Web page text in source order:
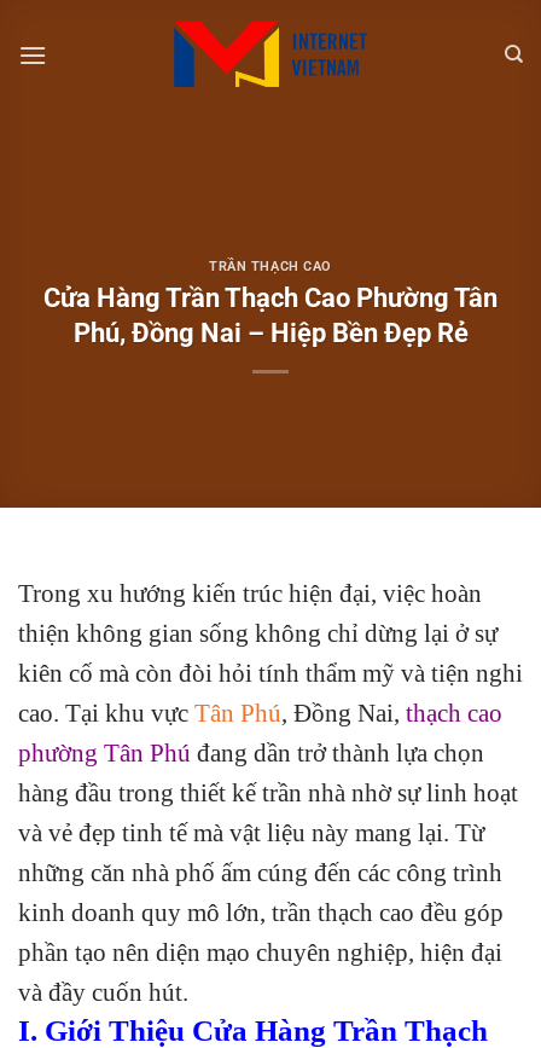
đến
TRẦN THẠCH CAO
Cửa Hàng Trần Thạch Cao Phường Tân
Phú, Đồng Nai – Hiệp Bền Đẹp Rẻ
Trong xu hướng kiến trúc hiện đại, việc hoàn
thiện không gian sống không chỉ dừng lại ở sự
kiên cố mà còn đòi hỏi tính thẩm mỹ và tiện nghi
cao. Tại khu vực Tân Phú, Đồng Nai, thạch cao
phường Tân Phú đang dần trở thành lựa chọn
hàng đầu trong thiết kế trần nhà nhờ sự linh hoạt
và vẻ đẹp tinh tế mà vật liệu này mang lại. Từ
những căn nhà phố ấm cúng đến các công trình
kinh doanh quy mô lớn, trần thạch cao đều góp
phần tạo nên diện mạo chuyên nghiệp, hiện đại
và đầy cuốn hút.
I. Giới Thiệu Cửa Hàng Trần Thạch